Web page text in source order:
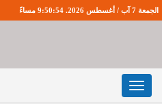
الجمعة 7 آب / أغسطس 2026. 9:50:55 مساءً
Toggle
navigation